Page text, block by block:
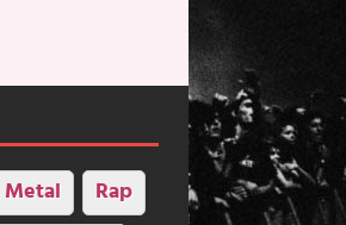
Metal Rap